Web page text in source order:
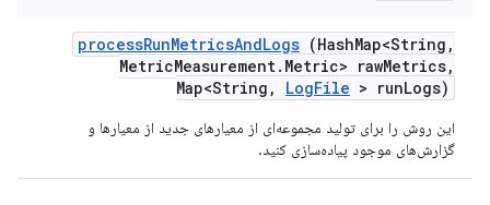
processRunMetricsAndLogs (HashMap<String ,
MetricMeasurement. Metric> rawMetrics,
Map<String , LogFile > runLogs)
این روش را برای تولید مجموعه‌ای از معیارهای جدید از معیارها و
گزارش‌های موجود پیاده‌سازی کنید.